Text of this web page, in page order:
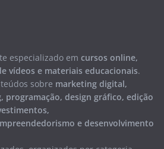
especializado em cursos online,
vídeos e materiais educacionais.
sobre marketing digital,
design gráfico, edição
e desenvolvimento